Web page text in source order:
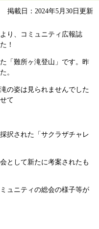
掲載日：2024年5月30日更新
り、コミュニティ広報誌
！
「難所ヶ滝登山」です。昨
。
の姿は見られませんでした
て
択された「サクラザチャレ
として新たに考案されたも
ュニティの総会の様子等が